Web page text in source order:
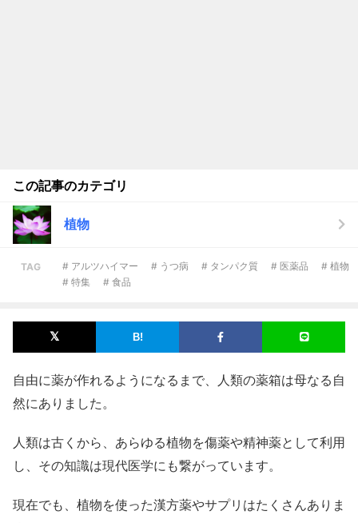
この記事のカテゴリ
植物
TAG # アルツハイマー # うつ病 # タンパク質 # 医薬品
# 植物
# 特集
# 食品
自由に薬が作れるようになるまで、人類の薬箱は母なる自
然にありました。
人類は古くから、あらゆる植物を傷薬や精神薬として利用
し、その知識は現代医学にも繋がっています。
現在でも、植物を使った漢方薬やサプリはたくさんありま